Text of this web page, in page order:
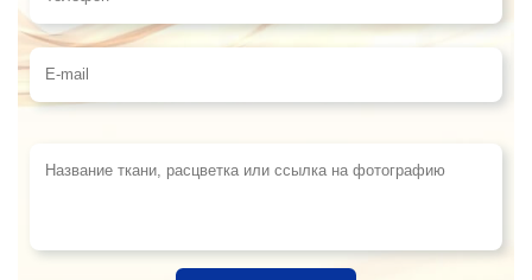
Телефон
E-mail